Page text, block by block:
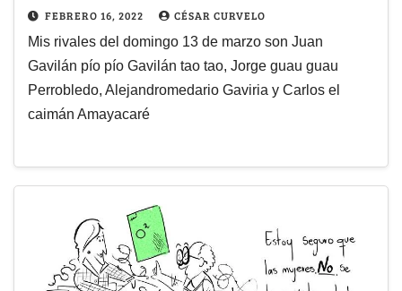
FEBRERO 16, 2022 CÉSAR CURVELO
Mis rivales del domingo 13 de marzo son Juan
Gavilán pío pío Gavilán tao tao, Jorge guau guau
Perrobledo, Alejandromedario Gaviria y Carlos el
caimán Amayacaré